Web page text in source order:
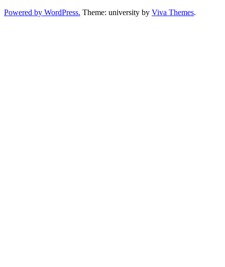
Powered by WordPress. Theme: university by Viva Themes.